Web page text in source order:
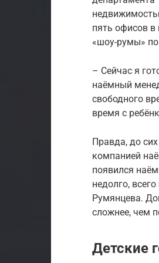
пять офисов в
«шоу-румы»
– Сейчас я
наёмный
свободного
время с
Правда, до
компанией
появился
недолго,
Румянцева.
сложнее, чем
Детские